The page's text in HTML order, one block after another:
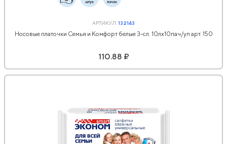
АРТИКУЛ:132143
Носовые платочки Семья и Комфорт белые 3-сл. 10лх10пач/уп арт. 150
110.88 ₽